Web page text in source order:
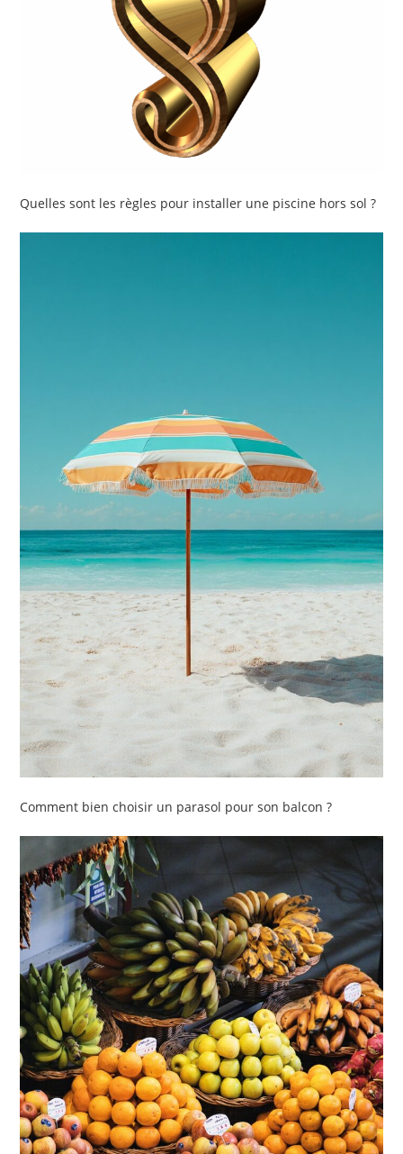
Quelles sont les règles pour installer une piscine hors sol ?
Comment bien choisir un parasol pour son balcon ?